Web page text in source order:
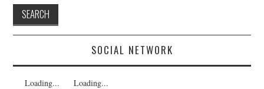
SOCIAL NETWORK
Loading... Loading...